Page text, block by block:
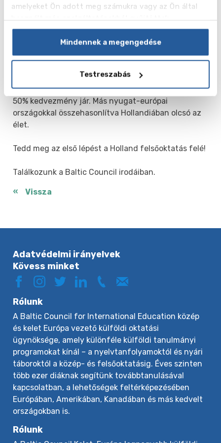
amelyeket Ön adott meg számukra vagy az Ön által
Mindennek a megengedése
Testreszabás
felszerelésekkel, modern technológiával vannak
az EC-hallgatók számára 2300 euró (más országok
diákjainak 5-10 000 euró). Az első éves hallgatóknak
50% kedvezmény jár. Más nyugat-európai
országokkal összehasonlítva Hollandiában olcsó az
élet.
Tedd meg az első lépést a Holland felsőoktatás felé!
Találkozunk a Baltic Council irodáiban.
Vissza
Adatvédelmi irányelvek
Kövess minket
Rólunk
A Baltic Council for International Education közép
és kelet Európa vezető külföldi oktatási
ügynöksége, amely különféle külföldi tanulmányi
programokat kínál – a nyelvtanfolyamoktól és nyári
táboroktól a közép- és felsőoktatásig. Éves szinten
több ezer diáknak segítünk továbbtanulásával
kapcsolatban, a lehetőségek feltérképezésében
Európában, Amerikában, Kanadában és más kedvelt
országokban is.
Rólunk